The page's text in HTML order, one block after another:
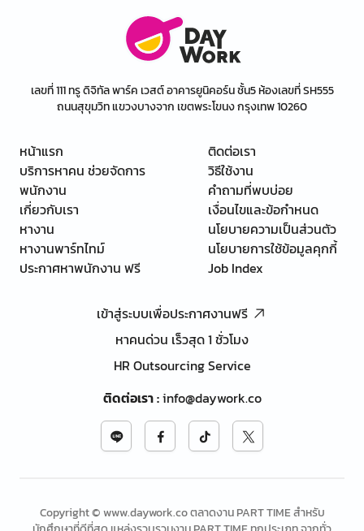
เลขที่ 111 ทรู ดิจิทัล พาร์ค เวสต์ อาคารยูนิคอร์น ชั้น5 ห้องเลขที่ SH555
ถนนสุขุมวิท แขวงบางจาก เขตพระโขนง กรุงเทพ 10260
หน้าแรก
บริการหาคน ช่วยจัดการ
พนักงาน
เกี่ยวกับเรา
หางาน
หางานพาร์ทไทม์
ประกาศหาพนักงาน ฟรี
ติดต่อเรา
วิธีใช้งาน
คำถามที่พบบ่อย
เงื่อนไขและข้อกำหนด
นโยบายความเป็นส่วนตัว
นโยบายการใช้ข้อมูลคุกกี้
Job Index
เข้าสู่ระบบเพื่อประกาศงานฟรี
หาคนด่วน เร็วสุด 1 ชั่วโมง
HR Outsourcing Service
ติดต่อเรา:info@daywork.co
Copyright © www.daywork.co ตลาดงาน PART TIME สำหรับ